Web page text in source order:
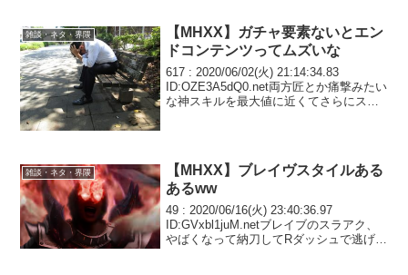
雑談・ネタ・界隈
【MHXX】ガチャ要素ないとエン
ドコンテンツってムズいな
617 : 2020/06/02(火) 21:14:34.83
ID:OZE3A5dQ0.net両方匠とか痛撃みたい
な神スキルを最大値に近くてさらにスロ3
雑談・ネタ・界隈
【MHXX】ブレイヴスタイルある
あるww
49 : 2020/06/16(火) 23:40:36.97
ID:GVxbl1juM.netブレイブのスラアク、
やばくなって納刀してRダッシュで逃げる